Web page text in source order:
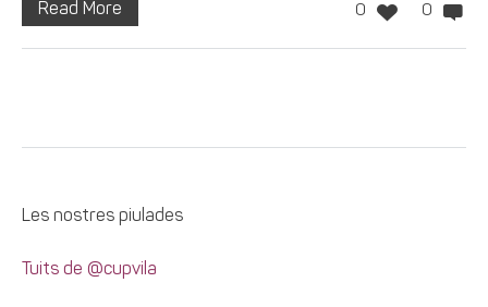
0 0
Read More
Les nostres piulades
Tuits de @cupvila